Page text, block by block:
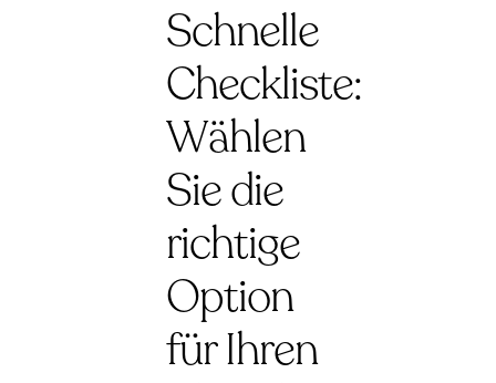
Schnelle
Checkliste:
Wählen
Sie die
richtige
Option
für Ihren